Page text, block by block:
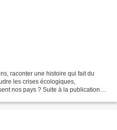
raconter une histoire qui fait du
les crises écologiques,
nos pays ? Suite à la publication